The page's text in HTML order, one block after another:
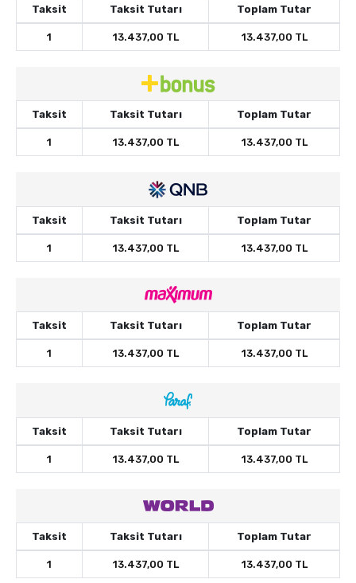
Taksit Taksit Tutarı Toplam Tutar
1 13.437,00 TL 13.437,00 TL
Taksit Taksit Tutarı Toplam Tutar
1 13.437,00 TL 13.437,00 TL
Taksit Taksit Tutarı Toplam Tutar
1 13.437,00 TL 13.437,00 TL
Taksit Taksit Tutarı Toplam Tutar
1 13.437,00 TL 13.437,00 TL
Taksit Taksit Tutarı Toplam Tutar
1 13.437,00 TL 13.437,00 TL
Taksit Taksit Tutarı Toplam Tutar
1 13.437,00 TL 13.437,00 TL